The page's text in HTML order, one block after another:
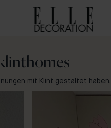
mit Klint gestaltet haben.